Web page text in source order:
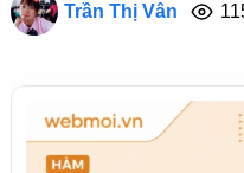
Trần Thị Vân